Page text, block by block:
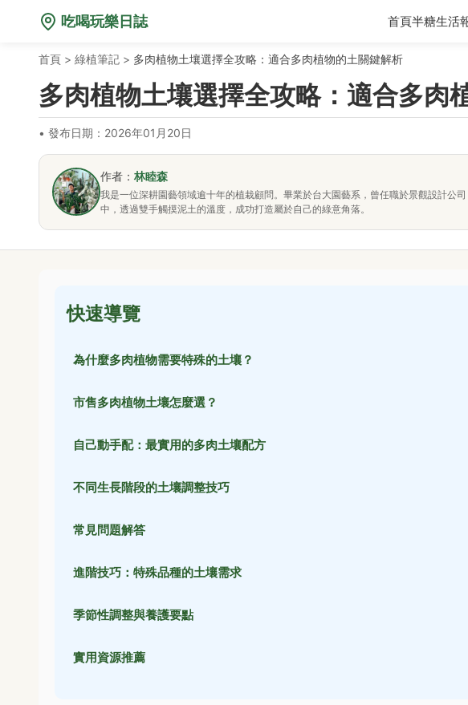
吃喝玩樂日誌 首頁半糖生活
首頁 > 綠植筆記 > 多肉植物土壤選擇全攻略：適合多肉植物的土關鍵解析
多肉植物土壤選擇全攻略：適合多肉
• 發布日期：2026年01月20日
作者： 林睦森
我是一位深耕園藝領域逾十年的植栽顧問。畢業於台大園藝系，曾任職於景觀設計公
中，透過雙手觸摸泥土的溫度，成功打造屬於自己的綠意角落。
快速導覽
為什麼多肉植物需要特殊的土壤？
市售多肉植物土壤怎麼選？
自己動手配：最實用的多肉土壤配方
不同生長階段的土壤調整技巧
常見問題解答
進階技巧：特殊品種的土壤需求
季節性調整與養護要點
實用資源推薦